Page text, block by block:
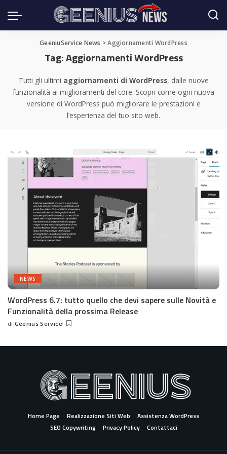
GeeniuService News >Aggiornamenti WordPress
Tag:Aggiornamenti WordPress
Tutti gli ultimi aggiornamenti di WordPress, dalle nuove
funzionalità ai miglioramenti del core. Scopri come ogni nuova
versione di WordPress può migliorare le prestazioni e
l’esperienza del tuo sito web.
NEWS
WordPress 6.7: tutto quello che devi sapere sulle Novità e
Funzionalità della prossima Release
Posted
di Geenius Service
Home Page Realizzazione Siti Web
Assistenza WordPress
SEO Copywriting
Privacy Policy Contattaci